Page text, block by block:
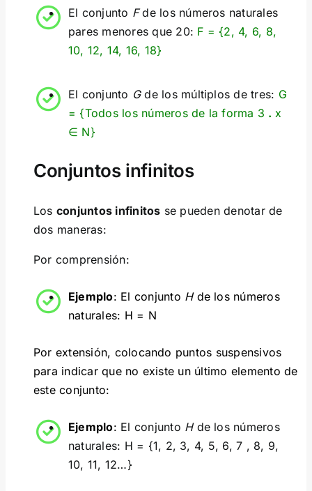
El conjunto Fde los números naturales
pares menores que 20: F = {2, 4, 6, 8,
10, 12, 14, 16, 18}
El conjunto Gde los múltiplos de tres: G
= {Todos los números de la forma 3 . x
∈ N}
Conjuntos infinitos
Los conjuntos infinitos se pueden denotar de
dos maneras:
Por comprensión:
Ejemplo: El conjunto Hde los números
naturales: H = N
Por extensión, colocando puntos suspensivos
para indicar que no existe un último elemento de
este conjunto:
Ejemplo: El conjunto Hde los números
naturales: H = {1, 2, 3, 4, 5, 6, 7 , 8, 9,
10, 11, 12…}